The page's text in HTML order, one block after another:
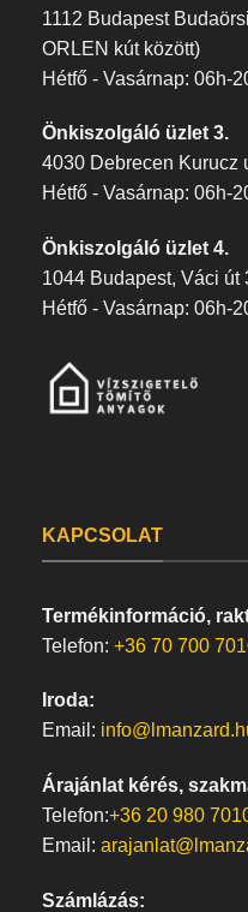
1112 Budapest
ORLEN kút között)
Hétfő - Vasárnap: 06h-
Önkiszolgáló üzlet 3.
4030 Debrecen Kurucz
Hétfő - Vasárnap: 06h-
Önkiszolgáló üzlet 4.
1044 Budapest, Váci út
Hétfő - Vasárnap: 06h-
KAPCSOLAT
Termékinformáció,
Telefon: +36 70 700
Iroda:
Email:
Árajánlat kérés,
Telefon:+36 20 980
Email:
Számlázás: